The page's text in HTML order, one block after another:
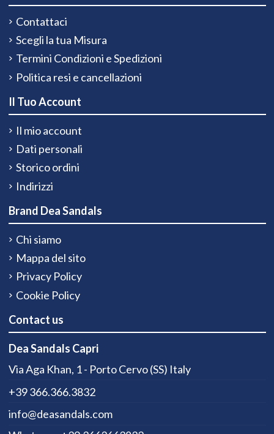
Contattaci
Scegli la tua Misura
Termini Condizioni e Spedizioni
Politica resi e cancellazioni
Il Tuo Account
Il mio account
Dati personali
Storico ordini
Indirizzi
Brand Dea Sandals
Chi siamo
Mappa del sito
Privacy Policy
Cookie Policy
Contact us
Dea Sandals Capri
Via Aga Khan, 1 - Porto Cervo (SS) Italy
+39 366.366.3832
info@deasandals.com